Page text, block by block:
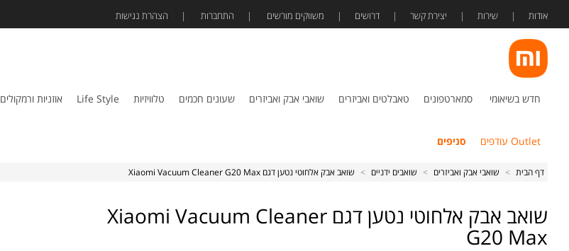
אודות שירות יצירת קשר דרושים משווקים מורשים התחברות הצהרת נגישות
חדש בשיאומי סמארטפונים טאבלטים ואביזרים שואבי אבק ואביזרים שעונים חכמים טלוויזיות Life Style אוזניות ורמקולים
Outlet עודפים סניפים
דף הבית > שואבי אבק ואביזרים > שואבים ידניים > שואב אבק אלחוטי נטען דגם Xiaomi Vacuum Cleaner G20 Max
שואב אבק אלחוטי נטען דגם Xiaomi Vacuum Cleaner
G20 Max